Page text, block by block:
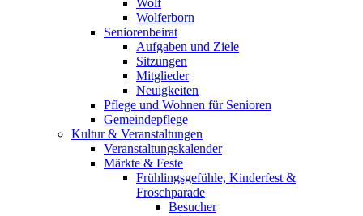
Wolf
Wolferborn
Seniorenbeirat
Aufgaben und Ziele
Sitzungen
Mitglieder
Neuigkeiten
Pflege und Wohnen für Senioren
Gemeindepflege
Kultur & Veranstaltungen
Veranstaltungskalender
Märkte & Feste
Frühlingsgefühle, Kinderfest &
Froschparade
Besucher